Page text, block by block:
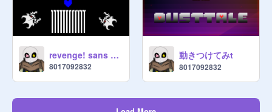
revenge! sans FIGHT
8017092832
動きつけてみt
8017092832